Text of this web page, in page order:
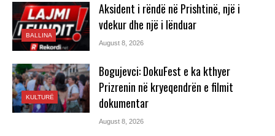
BALLINA
Aksident i rëndë në Prishtinë, një i
vdekur dhe një i lënduar
August 8, 2026
KULTURË
Bogujevci: DokuFest e ka kthyer
Prizrenin në kryeqendrën e filmit
dokumentar
August 8, 2026